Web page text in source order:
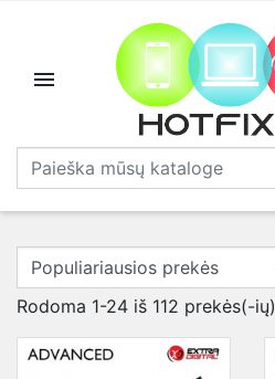

Rodoma 1-24 iš 112 prekės(-ių)